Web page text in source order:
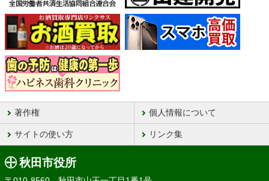
著作権 個人情報について
サイトの使い方 リンク集
秋田市役所